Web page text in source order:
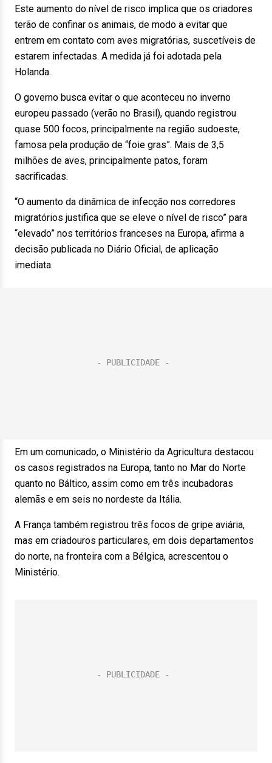
Este aumento do nível de risco implica que os criadores
terão de confinar os animais, de modo a evitar que
entrem em contato com aves migratórias, suscetíveis de
estarem infectadas. A medida já foi adotada pela
Holanda.
O governo busca evitar o que aconteceu no inverno
europeu passado (verão no Brasil), quando registrou
quase 500 focos, principalmente na região sudoeste,
famosa pela produção de “foie gras”. Mais de 3,5
milhões de aves, principalmente patos, foram
sacrificadas.
“O aumento da dinâmica de infecção nos corredores
migratórios justifica que se eleve o nível de risco” para
“elevado” nos territórios franceses na Europa, afirma a
decisão publicada no Diário Oficial, de aplicação
imediata.
Em um comunicado, o Ministério da Agricultura destacou
os casos registrados na Europa, tanto no Mar do Norte
quanto no Báltico, assim como em três incubadoras
alemãs e em seis no nordeste da Itália.
A França também registrou três focos de gripe aviária,
mas em criadouros particulares, em dois departamentos
do norte, na fronteira com a Bélgica, acrescentou o
Ministério.